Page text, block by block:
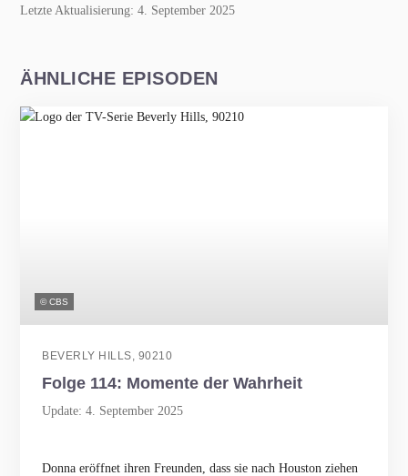
Letzte Aktualisierung: 4. September 2025
ÄHNLICHE EPISODEN
© CBS
BEVERLY HILLS, 90210
Folge 114: Momente der Wahrheit
Update: 4. September 2025
Donna eröffnet ihren Freunden, dass sie nach Houston ziehen